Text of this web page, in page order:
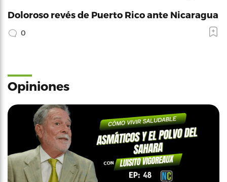
Doloroso revés de Puerto Rico ante Nicaragua
0
Opiniones